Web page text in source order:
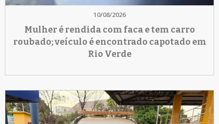
10/08/2026
Mulher é rendida com faca e tem carro
roubado; veículo é encontrado capotado em
Rio Verde